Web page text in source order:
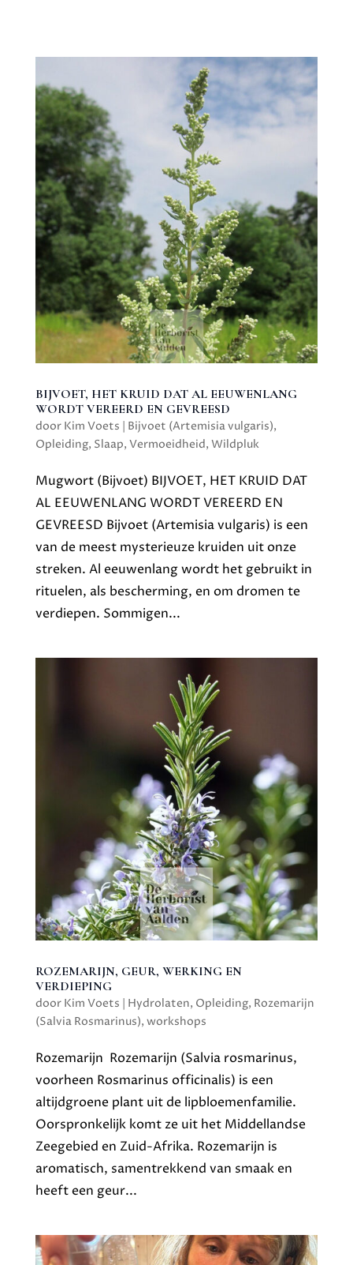
BIJVOET, HET KRUID DAT AL EEUWENLANG
WORDT VEREERD EN GEVREESD
door Kim Voets | Bijvoet (Artemisia vulgaris),
Opleiding, Slaap, Vermoeidheid, Wildpluk
Mugwort (Bijvoet) BIJVOET, HET KRUID DAT
AL EEUWENLANG WORDT VEREERD EN
GEVREESD Bijvoet (Artemisia vulgaris) is een
van de meest mysterieuze kruiden uit onze
streken. Al eeuwenlang wordt het gebruikt in
rituelen, als bescherming, en om dromen te
verdiepen. Sommigen...
ROZEMARIJN, GEUR, WERKING EN
VERDIEPING
door Kim Voets | Hydrolaten, Opleiding, Rozemarijn
(Salvia Rosmarinus), workshops
Rozemarijn Rozemarijn (Salvia rosmarinus,
voorheen Rosmarinus officinalis) is een
altijdgroene plant uit de lipbloemenfamilie.
Oorspronkelijk komt ze uit het Middellandse
Zeegebied en Zuid-Afrika. Rozemarijn is
aromatisch, samentrekkend van smaak en
heeft een geur...